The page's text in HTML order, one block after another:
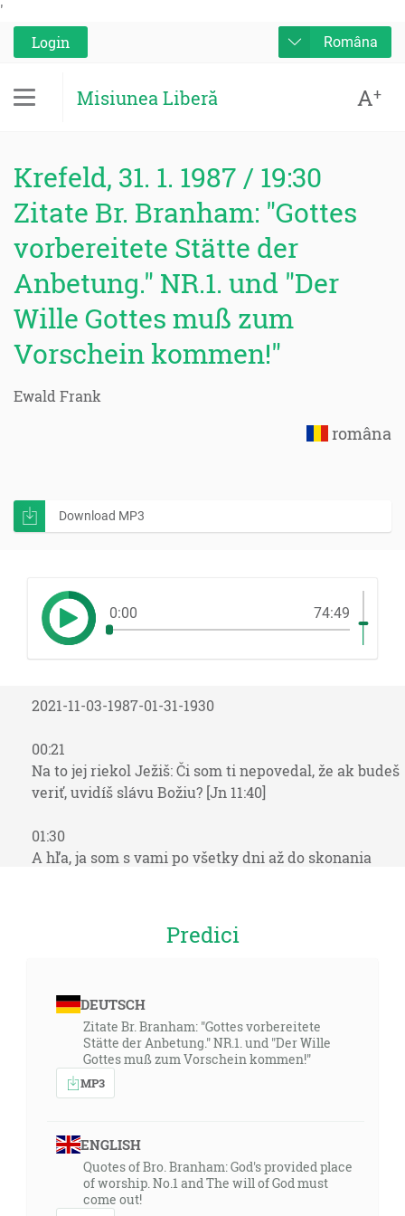
'
Login
Româna
Misiunea Liberă A+
Krefeld, 31. 1. 1987 / 19:30
Zitate Br. Branham: "Gottes
vorbereitete Stätte der
Anbetung." NR.1. und "Der
Wille Gottes muß zum
Vorschein kommen!"
Ewald Frank
româna
Download MP3
0:00 74:49
2021-11-03-1987-01-31-1930
00:21
Na to jej riekol Ježiš: Či som ti nepovedal, že ak budeš
veriť, uvidíš slávu Božiu? [Jn 11:40]
01:30
A hľa, ja som s vami po všetky dni až do skonania
Lebo kde sú dvaja alebo traja shromaždení v mojom
04:17
Lebo Písmo hovorí: Nikto, kto verí v neho, nebude
zahanbený. [Rm 10:11]
04:57
muža ani ženy, lebo vy všetci ste jedno v Kristu
Ježišovi. [Gl 3:28]
06:15
Predici
DEUTSCH
Zitate Br. Branham: "Gottes vorbereitete
Stätte der Anbetung." NR.1. und "Der Wille
Gottes muß zum Vorschein kommen!"
MP3
ENGLISH
Quotes of Bro. Branham: God's provided place
of worship. No.1 and The will of God must
come out!